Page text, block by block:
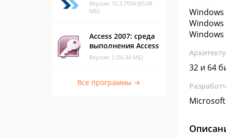
Версия: 10.3.7554 (65.08
МБ)
Access 2007: среда
выполнения Access
Версия: 2 (56.34 МБ)
Все программы →
Windows
Windows
Windows
32 и 64
Microsoft